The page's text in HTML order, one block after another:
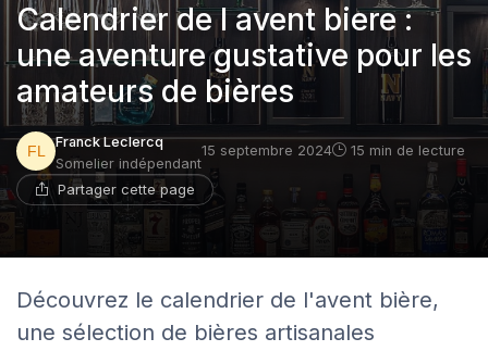
Calendrier de l avent biere :
une aventure gustative pour les
amateurs de bières
Franck Leclercq
Somelier indépendant
15 septembre 2024 15 min de lecture
Partager cette page
Découvrez le calendrier de l'avent bière,
une sélection de bières artisanales